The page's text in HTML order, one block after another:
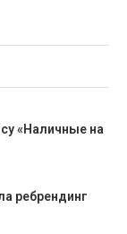
«Наличные на
ребрендинг